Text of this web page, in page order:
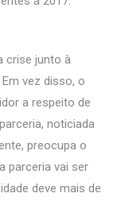
crise junto à
vez disso, o
a respeito de
noticiada
preocupa o
parceria vai ser
deve mais de